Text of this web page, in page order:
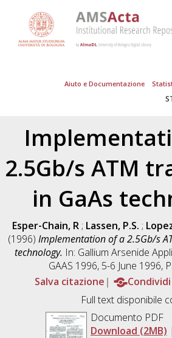
Aiuto e Documentazione
2.5Gb/s ATM
in GaAs
Esper-Chain, R; Lassen, P.S. ;
(1996) Implementation of a 2.5Gb/s
technology. In: Gallium Arsenide
GAAS 1996, 5-6 June 1996,
Salva citazione
Condividi
Full text disponibile
Documento PDF
Download (2MB)